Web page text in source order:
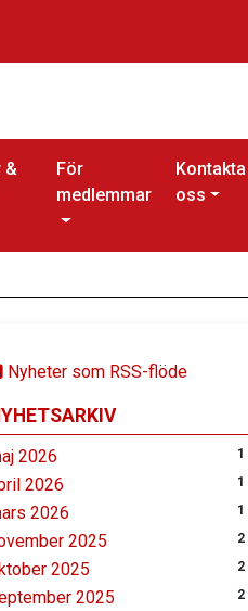
&
För
medlemmar
Kontakta
oss
Nyheter som RSS-flöde
2026 1
2026 1
2026 1
2025 2
2025 2
2025 2